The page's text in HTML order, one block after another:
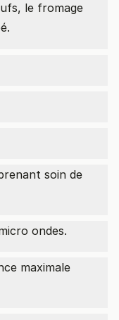
le fromage
soin de
ondes.
maximale